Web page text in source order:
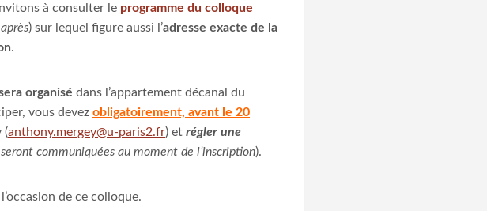
à consulter le programme du colloque
) sur lequel figure aussi l’adresse exacte de la
.
organisé dans l’appartement décanal du
vous devez obligatoirement, avant le 20
(anthony.mergey@u-paris2.fr) et régler une
communiquées au moment de l’inscription).
de ce colloque.